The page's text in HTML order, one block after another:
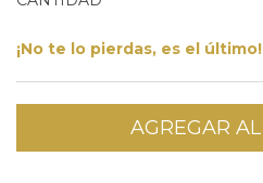
¡No te lo pierdas, es el último!